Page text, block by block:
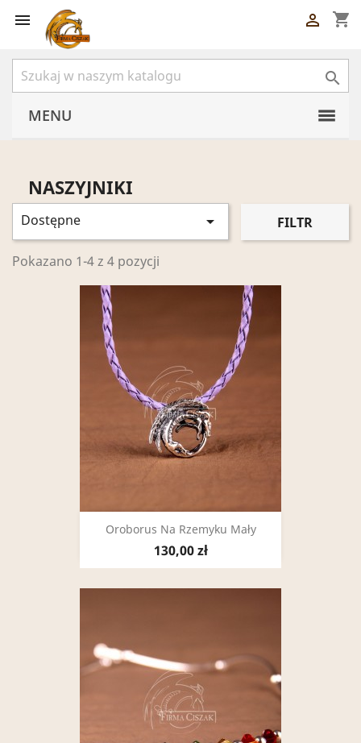
 shopping_cart


MENU
NASZYJNIKI
Dostępne  FILTR
Pokazano 1-4 z 4 pozycji
Oroborus Na Rzemyku Mały
130,00 zł